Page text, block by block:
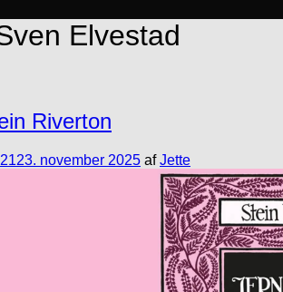
Elvestad
Riverton
23. november 2025 afJette